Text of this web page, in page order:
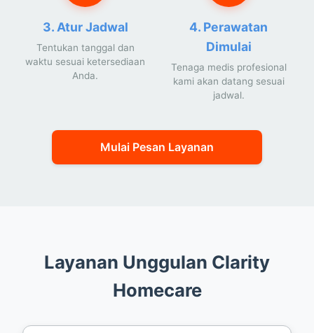
3. Atur Jadwal
Tentukan tanggal dan
waktu sesuai ketersediaan
Anda.
4. Perawatan
Dimulai
Tenaga medis profesional
kami akan datang sesuai
jadwal.
Mulai Pesan Layanan
Layanan Unggulan Clarity
Homecare